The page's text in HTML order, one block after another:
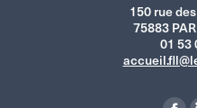
150 rue
75883
01 53